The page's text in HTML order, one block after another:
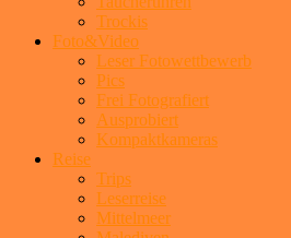
Trockis
Foto&Video
Leser Fotowettbewerb
Pics
Frei Fotografiert
Ausprobiert
Kompaktkameras
Reise
Trips
Leserreise
Mittelmeer